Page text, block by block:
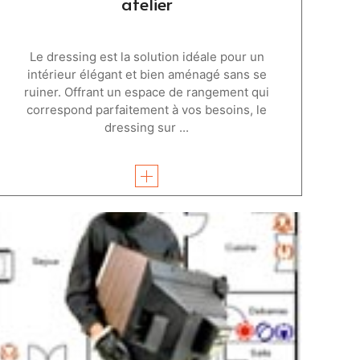
Le dressing est la solution idéale pour un
intérieur élégant et bien aménagé sans se
ruiner. Offrant un espace de rangement qui
correspond parfaitement à vos besoins, le
dressing sur ...